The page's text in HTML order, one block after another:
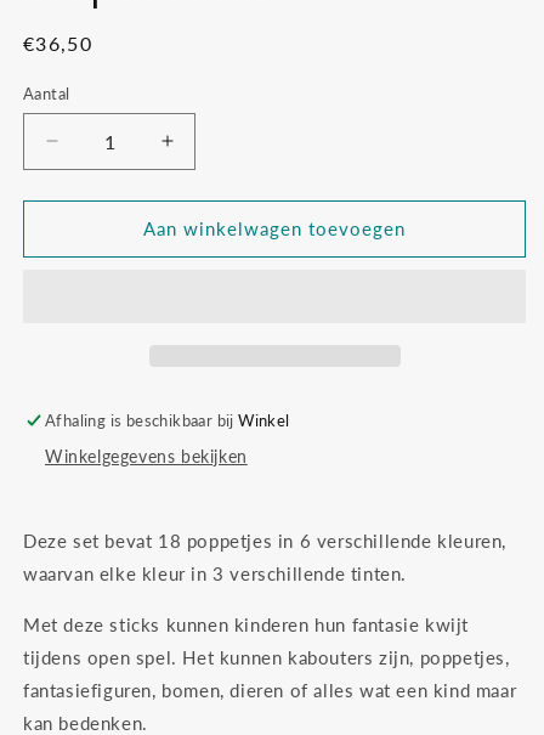
Normale
€36,50
Aantal
Aantal
verlagen
voor
sticks
Aantal
verhogen
voor
Grapat
sticks
Aan winkelwagen toevoegen
Afhaling is beschikbaar bijWinkel
Winkelgegevens bekijken
Deze set bevat 18 poppetjes in 6 verschillende kleuren,
waarvan elke kleur in 3 verschillende tinten.
Met deze sticks kunnen kinderen hun fantasie kwijt
tijdens open spel. Het kunnen kabouters zijn, poppetjes,
fantasiefiguren, bomen, dieren of alles wat een kind maar
kan bedenken.